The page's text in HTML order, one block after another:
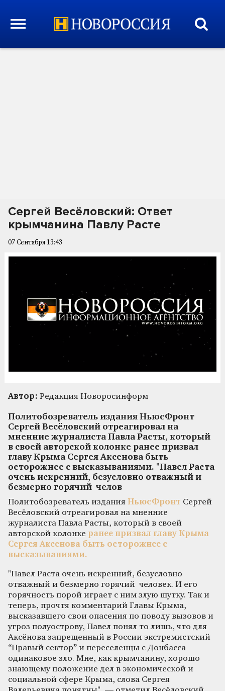
Сергей Весёловский: Ответ
крымчанина Павлу Расте
07 Сентября 13:43
Автор: Редакция Новоросинформ
Политобозреватель издания НьюсФронт
Сергей Весёловский отреагировал на
мненние журналиста Павла Расты, который
в своей авторской колонке ранее призвал
главу Крыма Сергея Аксенова быть
осторожнее с высказываниями. "Павел Раста
очень искренний, безусловно отважный и
безмерно горячий челов
Политобозреватель издания НьюсФронт Сергей
Весёловский отреагировал на мненние
журналиста Павла Расты, который в своей
авторской колонке ранее призвал главу Крыма
Сергея Аксенова быть осторожнее с
высказываниями.
"Павел Раста очень искренний, безусловно
отважный и безмерно горячий человек. И его
горячность порой играет с ним злую шутку. Так и
теперь, прочтя комментарий Главы Крыма,
высказавшего свои опасения по поводу вызовов и
угроз полуострову, Павел понял то лишь, что для
Аксёнова запрещенный в России экстремистский
“Правый сектор” и переселенцы с Донбасса
одинаковое зло. Мне, как крымчанину, хорошо
знающему положение дел в экономической и
социальной сфере Крыма, слова Сергея